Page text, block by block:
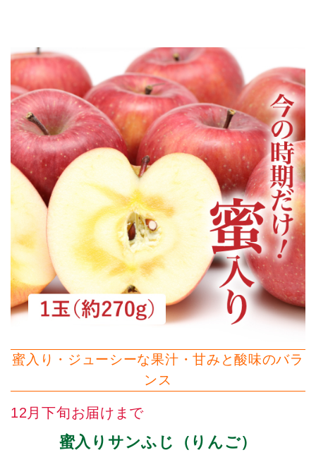
蜜入り・ジューシーな果汁・甘みと酸味のバラ
ンス
12月下旬お届けまで
蜜入りサンふじ（りんご）